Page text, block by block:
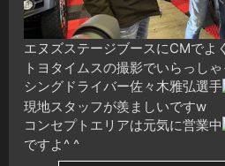
エヌズステージブースにCMでよ
トヨタイムスの撮影でいらっし
シングドライバー佐々木雅弘選手
現地スタッフが羨ましいですw
コンセプトエリアは元気に営業中
ですよ^ ^